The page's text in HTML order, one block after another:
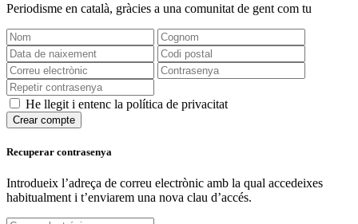
Periodisme en català, gràcies a una comunitat de gent com tu
He llegit i entenc la política de privacitat
Crear compte
Recuperar contrasenya
Introdueix l’adreça de correu electrònic amb la qual accedeixes
habitualment i t’enviarem una nova clau d’accés.